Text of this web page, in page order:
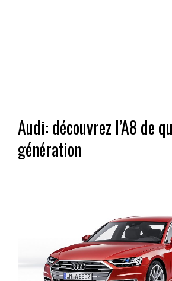
Audi: découvrez l’A8 de
génération